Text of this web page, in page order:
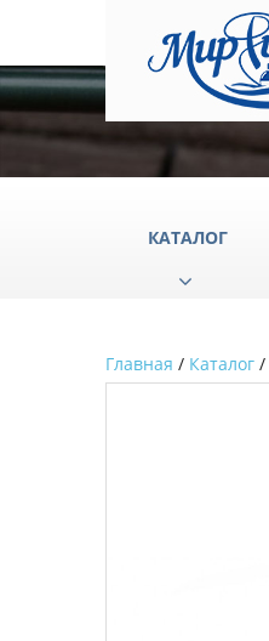
КАТАЛОГ
Аксессуары
Главная / Каталог /